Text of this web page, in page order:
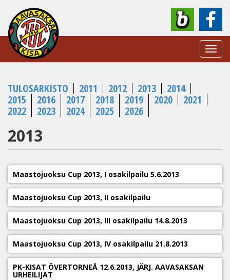
TULOSARKISTO
2011 2012 2013
2014
2015
2016 2017 2018 2019 2020
2021
2022
2023 2024 2025 2026
2013
Maastojuoksu Cup 2013, I osakilpailu 5.6.2013
Maastojuoksu Cup 2013, II osakilpailu
Maastojuoksu Cup 2013, III osakilpailu 14.8.2013
Maastojuoksu Cup 2013, IV osakilpailu 21.8.2013
PK-KISAT ÖVERTORNEÅ 12.6.2013, JÄRJ. AAVASAKSAN
URHEILIJAT